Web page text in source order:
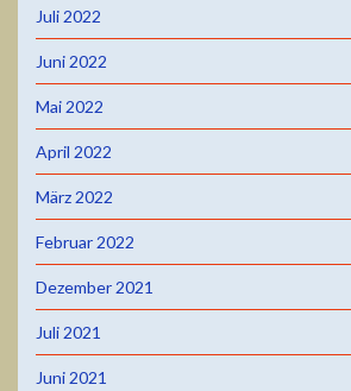
Juli 2022
Juni 2022
Mai 2022
April 2022
März 2022
Februar 2022
Dezember 2021
Juli 2021
Juni 2021